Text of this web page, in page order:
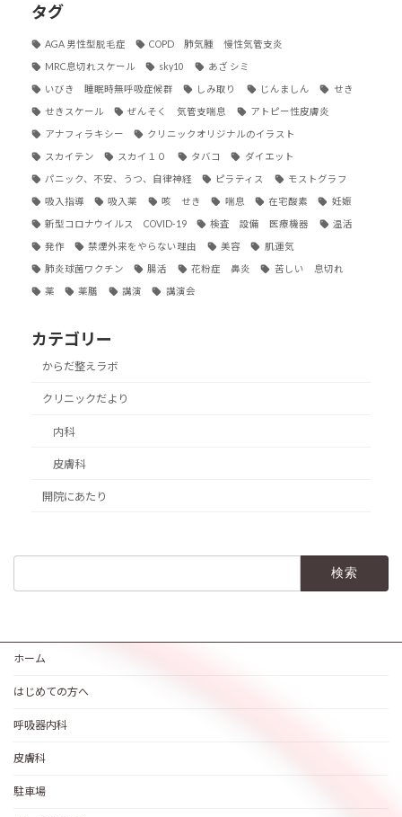
タグ
AGA 男性型脱毛症 COPD 肺気腫 慢性気管支炎
MRC息切れスケール sky10 あざ シミ
いびき 睡眠時無呼吸症候群 しみ取り じんましん せき
せきスケール ぜんそく 気管支喘息 アトピー性皮膚炎
アナフィラキシー クリニックオリジナルのイラスト
スカイテン スカイ１０ タバコ ダイエット
パニック、不安、うつ、自律神経 ピラティス モストグラフ
吸入指導 吸入薬 咳 せき 喘息 在宅酸素 妊娠
新型コロナウイルス COVID-19 検査 設備 医療機器 温活
発作 禁煙外来をやらない理由 美容 肌運気
肺炎球菌ワクチン 腸活 花粉症 鼻炎 苦しい 息切れ
薬 薬膳 講演 講演会
カテゴリー
からだ整えラボ
クリニックだより
内科
皮膚科
開院にあたり
ホーム
はじめての方へ
呼吸器内科
皮膚科
駐車場